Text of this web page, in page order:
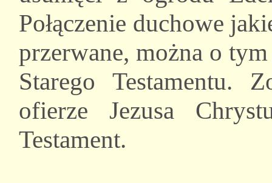
Połączenie duchowe
przerwane, można o
Starego Testamentu.
ofierze Jezusa
Testament.